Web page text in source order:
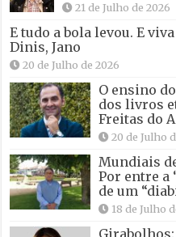
21 de Julho de 2026
E tudo a bola levou. E
Dinis, Jano
20 de Julho de 2026
O ensino
dos livros
Freitas do
20 de Julho
Mundiais
Por entre a
de um
18 de Julho